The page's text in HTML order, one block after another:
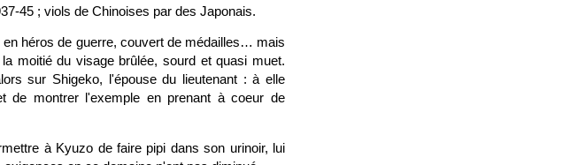
45 ; viols de Chinoises par des Japonais.
héros de guerre, couvert de médailles… mais
moitié du visage brûlée, sourd et quasi muet.
sur Shigeko, l'épouse du lieutenant : à elle
de montrer l'exemple en prenant à coeur de
à Kyuzo de faire pipi dans son urinoir, lui